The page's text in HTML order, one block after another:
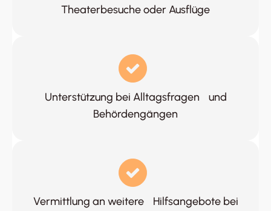
Theaterbesuche oder Ausflüge
Unterstützung bei Alltagsfragen und
Behördengängen
Vermittlung an weitere Hilfsangebote bei